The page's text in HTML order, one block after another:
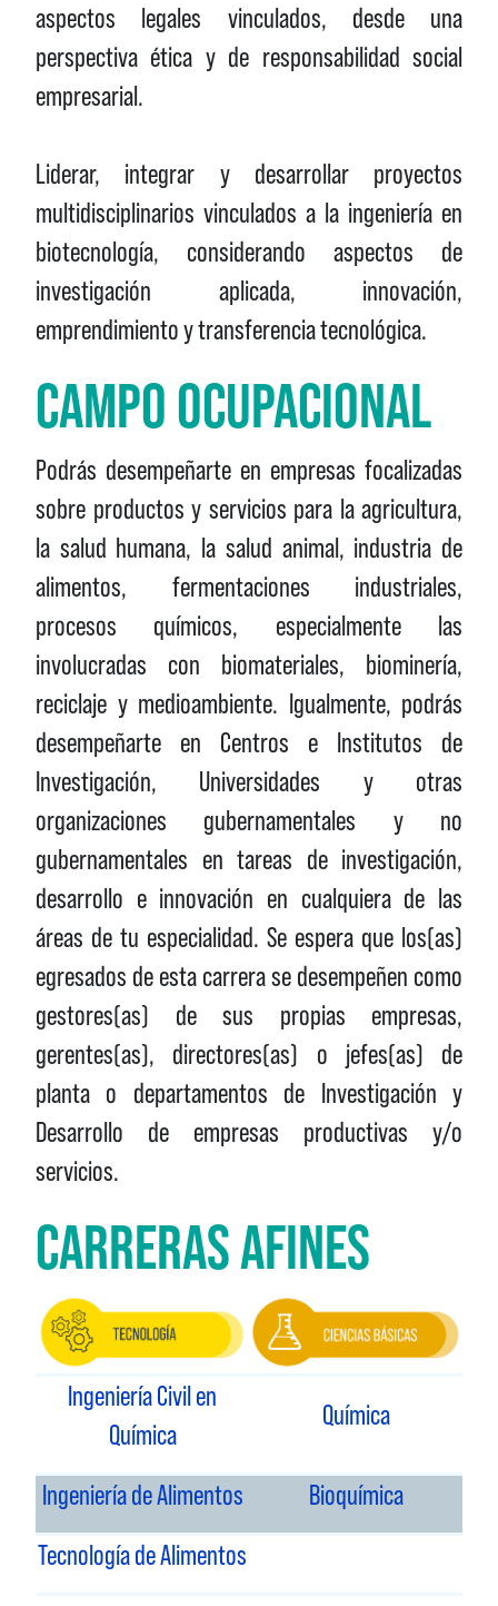
aspectos legales vinculados, desde una
perspectiva ética y de responsabilidad social
empresarial.
Liderar, integrar y desarrollar proyectos
multidisciplinarios vinculados a la ingeniería en
biotecnología, considerando aspectos de
investigación aplicada, innovación,
emprendimiento y transferencia tecnológica.
CAMPO OCUPACIONAL
Podrás desempeñarte en empresas focalizadas
sobre productos y servicios para la agricultura,
la salud humana, la salud animal, industria de
alimentos, fermentaciones industriales,
procesos químicos, especialmente las
involucradas con biomateriales, biominería,
reciclaje y medioambiente. Igualmente, podrás
desempeñarte en Centros e Institutos de
Investigación, Universidades y otras
organizaciones gubernamentales y no
gubernamentales en tareas de investigación,
desarrollo e innovación en cualquiera de las
áreas de tu especialidad. Se espera que los(as)
egresados de esta carrera se desempeñen como
gestores(as) de sus propias empresas,
gerentes(as), directores(as) o jefes(as) de
planta o departamentos de Investigación y
Desarrollo de empresas productivas y/o
servicios.
CARRERAS AFINES
Ingeniería Civil en
Química
Química
Ingeniería de Alimentos
Bioquímica
Tecnología de Alimentos